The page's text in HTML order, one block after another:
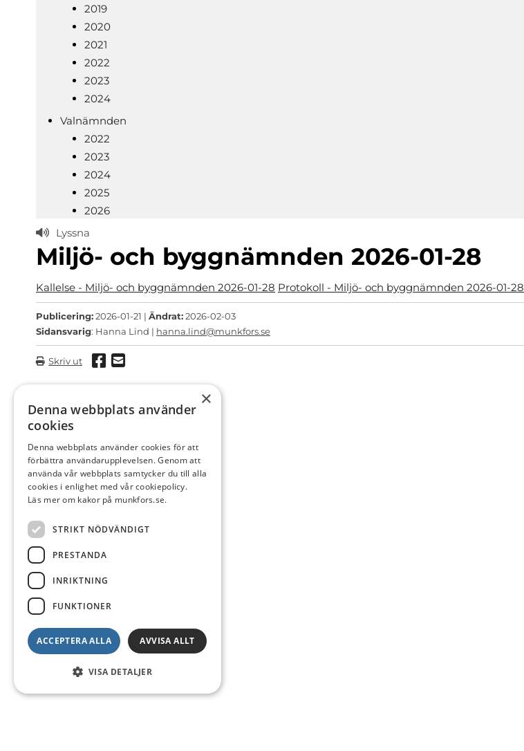
2019
2020
2021
2022
2023
2024
Valnämnden
2022
2023
2024
2025
2026
Lyssna
Miljö- och byggnämnden 2026-01-28
Kallelse - Miljö- och byggnämnden 2026-01-28 Protokoll - Miljö- och byggnämnden 2026-01-28
Publicering:2026-01-21 | Ändrat:2026-02-03
Sidansvarig: Hanna Lind | hanna.lind@munkfors.se
Skriv ut Dela via Facebook
Dela via mail
×
Denna webbplats använder
cookies
Denna webbplats använder cookies för att
förbättra användarupplevelsen. Genom att
använda vår webbplats samtycker du till alla
cookies i enlighet med vår cookiepolicy.
Läs mer om kakor på munkfors.se.
STRIKT NÖDVÄNDIGT
PRESTANDA
INRIKTNING
FUNKTIONER
ACCEPTERA ALLA AVVISA ALLT
VISA DETALJER